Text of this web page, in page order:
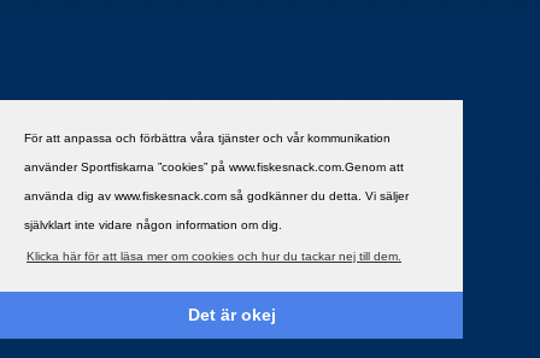
För att anpassa och förbättra våra tjänster och vår kommunikation
använder Sportfiskarna ”cookies” på www.fiskesnack.com.Genom att
använda dig av www.fiskesnack.com så godkänner du detta. Vi säljer
självklart inte vidare någon information om dig.
Klicka här för att läsa mer om cookies och hur du tackar nej till dem.
Det är okej